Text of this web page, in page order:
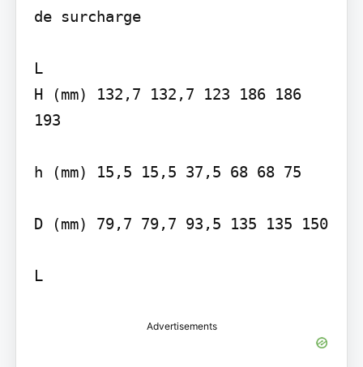
de surcharge
L
H (mm) 132,7 132,7 123 186 186
193
h (mm) 15,5 15,5 37,5 68 68 75
D (mm) 79,7 79,7 93,5 135 135 150
L
Advertisements